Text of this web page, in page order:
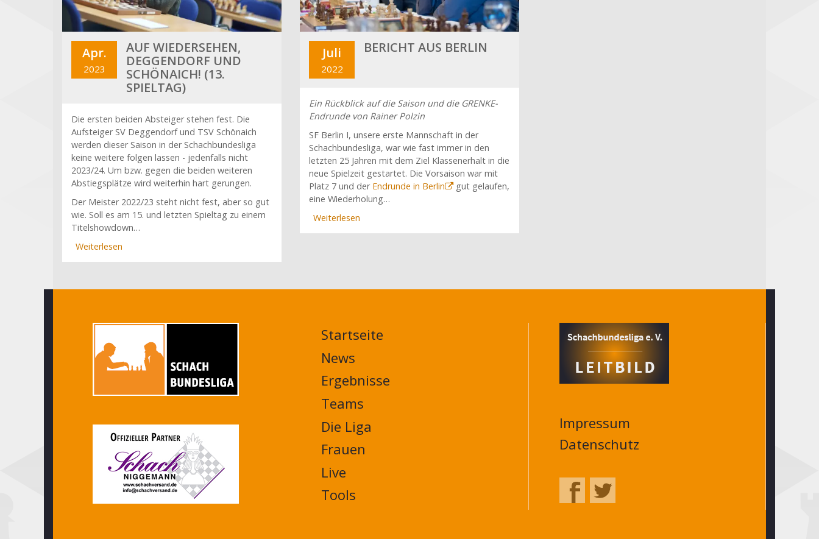
Apr.
2023
AUF WIEDERSEHEN,
DEGGENDORF UND
SCHÖNAICH! (13.
SPIELTAG)
Die ersten beiden Absteiger stehen fest. Die
Aufsteiger SV Deggendorf und TSV Schönaich
werden dieser Saison in der Schachbundesliga
keine weitere folgen lassen - jedenfalls nicht
2023/24. Um bzw. gegen die beiden weiteren
Abstiegsplätze wird weiterhin hart gerungen.
Der Meister 2022/23 steht nicht fest, aber so gut
wie. Soll es am 15. und letzten Spieltag zu einem
Titelshowdown…
Weiterlesen
(13.
Juli
2022
BERICHT AUS BERLIN
Ein Rückblick auf die Saison und die GRENKE-
Endrunde von Rainer Polzin
SF Berlin I, unsere erste Mannschaft in der
Schachbundesliga, war wie fast immer in den
letzten 25 Jahren mit dem Ziel Klassenerhalt in die
neue Spielzeit gestartet. Die Vorsaison war mit
Platz 7 und der Endrunde in Berlin
gut gelaufen,
eine Wiederholung…
Weiterlesen
MAIN
NAVIGATION
FOOTER
Startseite
News
Ergebnisse
Teams
Die Liga
Frauen
Live
Tools
Impressum
Datenschutz